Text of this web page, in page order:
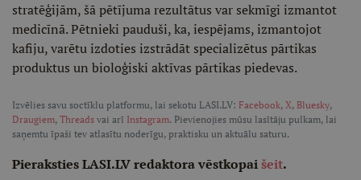
stratēģijām, šā pētījuma rezultātus var sekmīgi izmantot
medicīnā. Pētnieki pauduši, ka, iespējams, izmantojot
kafiju, varētu izdoties izstrādāt specializētus pārtikas
produktus un bioloģiski aktīvas pārtikas piedevas.
Izvēlies savu soctīklu platformu, lai sekotu LASI.LV: Facebook, X, Bluesky,
Draugiem, Threads vai arī Instagram. Pievienojies mūsu lasītāju pulkam, lai
saņemtu īpaši tev atlasītu noderīgu, praktisku un aktuālu saturu.
Pieraksties LASI.LV redaktora vēstkopaišeit.